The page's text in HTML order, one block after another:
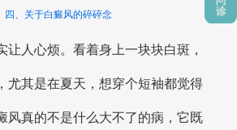
四、关于白癜风的碎碎念
让人心烦。看着身上一块块白斑，
尤其是在夏天，想穿个短袖都觉得
风真的不是什么大不了的病，它既